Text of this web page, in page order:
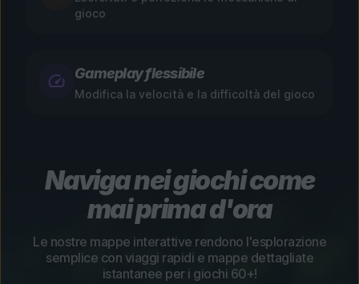
gioco
Gameplay flessibile
Modifica la velocità e la difficoltà del gioco
Naviga nei giochi come
mai prima d'ora
Le nostre mappe interattive rendono l'esplorazione
semplice con viaggi rapidi e mappe dettagliate
istantanee per i giochi 60+!